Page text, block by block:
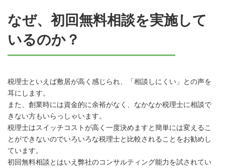
なぜ、初回無料相談を実施して
いるのか？
税理士といえば敷居が高く感じられ、「相談しにくい」との声を
耳にします。
また、創業時には資金的に余裕がなく、なかなか税理士に相談で
きない方もいらっしゃいます。
税理士はスイッチコストが高く一度決めますと簡単には変えるこ
とができないのでいろいろな税理士と比較されることをお勧めし
ています。
初回無料相談とはいえ弊社のコンサルティング能力を試されてい